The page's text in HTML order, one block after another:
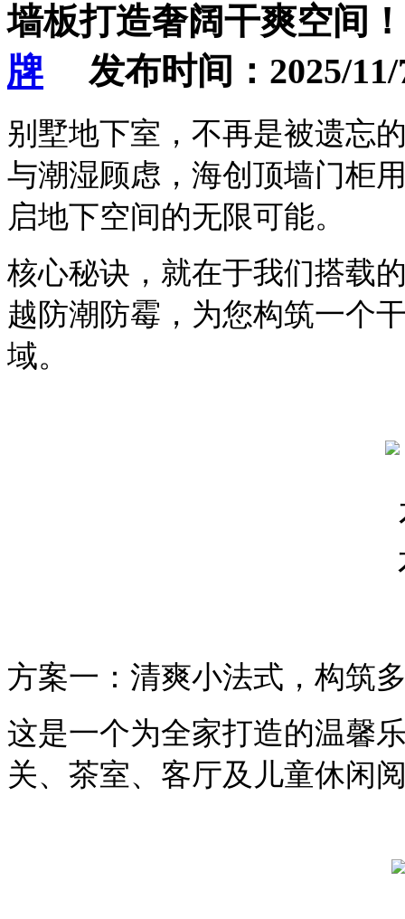
墙板打造奢阔干爽空间！
牌 发布时间：2025/11/
别墅地下室，不再是被遗忘
与潮湿顾虑，海创顶墙门柜
启地下空间的无限可能。
核心秘诀，就在于我们搭载
越防潮防霉，为您构筑一个
域。
方案一：清爽小法式，构筑
这是一个为全家打造的温馨
关、茶室、客厅及儿童休闲